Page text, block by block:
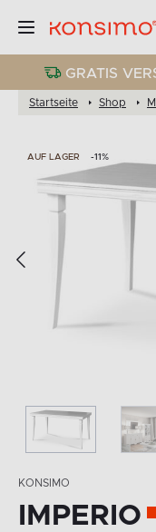
GRATIS
Startseite Shop
AUF LAGER -11%
KONSIMO
IMPERIO